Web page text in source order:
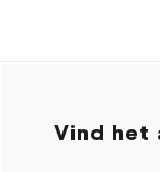
Vind het